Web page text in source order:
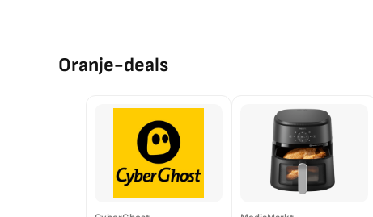
Oranje-deals